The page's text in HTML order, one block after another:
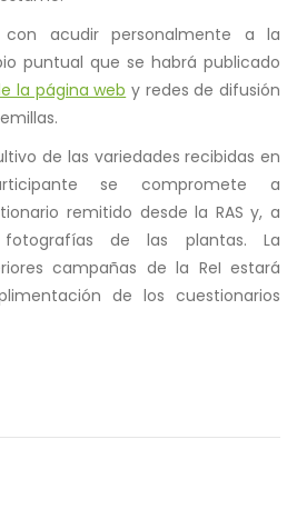
acudir personalmente a la
puntual que se habrá publicado
la página web y redes de difusión
de las variedades recibidas en
se compromete a
remitido desde la RAS y, a
de las plantas. La
campañas de la ReI estará
de los cuestionarios